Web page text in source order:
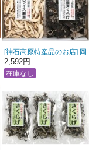
[神石高原特産品のお店] 岡
山県産きくらげ,スライス
椎茸詰合せ
2,592円